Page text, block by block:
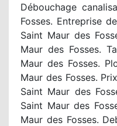
Débouchage
Fosses. Entreprise
Saint Maur des
Maur des Fosses.
Maur des Fosses.
Maur des Fosses.
Saint Maur des
Saint Maur des
Maur des Fosses.